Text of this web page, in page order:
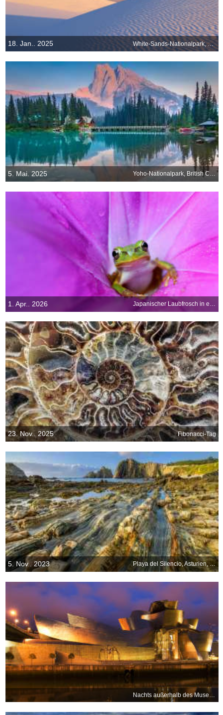
18. Jan.. 2025 White-Sands-Nationalpark, New Mexico, USA
5. Mai. 2025 Yoho-Nationalpark, British Columbia, Kanada
1. Apr.. 2026 Japanischer Laubfrosch in einer rosa Prunkwinde
23. Nov.. 2025 Fibonacci-Tag
5. Nov.. 2023 Playa del Silencio, Asturien, Spanien